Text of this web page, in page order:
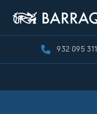
932 095 311